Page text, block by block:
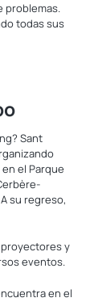
problemas.
todas sus
Sant
el Parque
su regreso,
y
eventos.
en el